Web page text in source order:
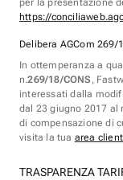
per la presentazione
https://
Delibera AGCom 269/
In ottemperanza a
n.269/18/CONS ,
interessati dalla
dal 23 giugno 2017 al
di compensazione di
visita la tua area
TRASPARENZA